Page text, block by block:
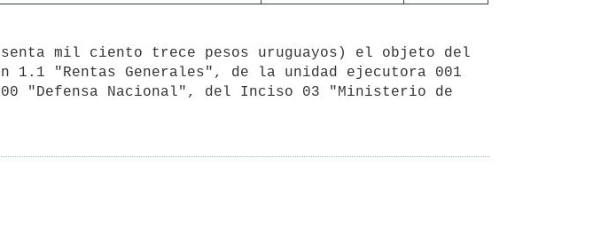
"Rentas Generales", de la unidad ejecutora 001
"Defensa Nacional", del Inciso 03 "Ministerio de